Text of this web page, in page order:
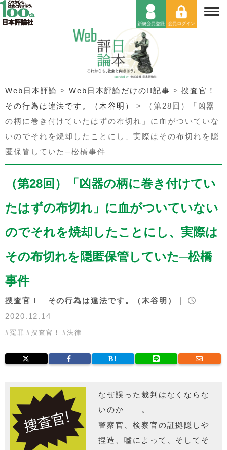
Web日本評論 >Web日本評論だけの!!記事 >捜査官！
その行為は違法です。（木谷明）
>
（第28回）「凶器
の柄に巻き付けていたはずの布切れ」に血がついていな
いのでそれを焼却したことにし、実際はその布切れを隠
匿保管していた─松橋事件
（第28回）「凶器の柄に巻き付けてい
たはずの布切れ」に血がついていない
のでそれを焼却したことにし、実際は
その布切れを隠匿保管していた─松橋
事件
捜査官！ その行為は違法です。（木谷明）｜
2020.12.14
#冤罪 #捜査官！ #法律
なぜ誤った裁判はなくならな
いのか――。
警察官、検察官の証拠隠しや
捏造、嘘によって、そしてそ